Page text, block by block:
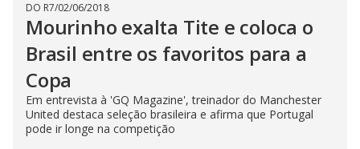
DO R7/02/06/2018
Mourinho exalta Tite e coloca o
Brasil entre os favoritos para a
Copa
Em entrevista à 'GQ Magazine', treinador do Manchester
United destaca seleção brasileira e afirma que Portugal
pode ir longe na competição